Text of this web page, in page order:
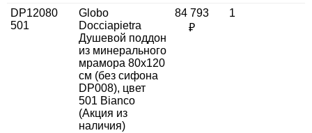
DP12080
501
Globo
Docciapietra
Душевой поддон
из минерального
мрамора 80x120
см (без сифона
DP008), цвет
501 Bianco
(Акция из
наличия)
84 793
₽
1